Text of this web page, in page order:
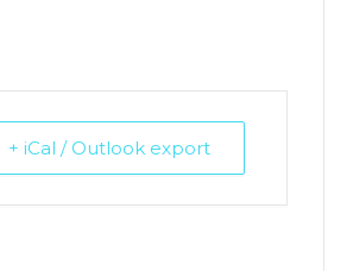
+ iCal / Outlook export